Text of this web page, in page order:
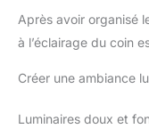
Après avoir organisé
à l’éclairage du coin
Créer une ambiance
Luminaires doux et